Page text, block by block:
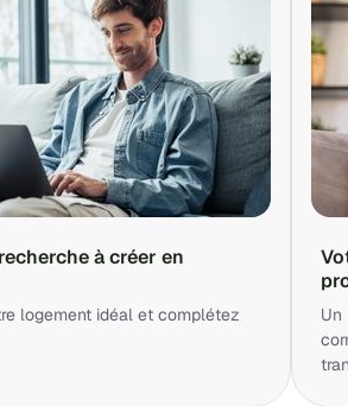
à créer en
logement idéal et complétez
Un